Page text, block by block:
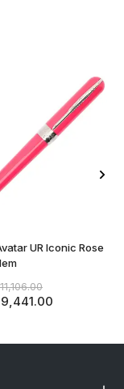
UR Iconic Rose